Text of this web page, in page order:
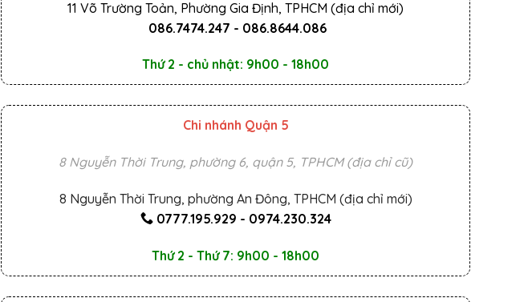
11 Võ Trường Toản, Phường Gia Định, TPHCM (địa chỉ mới)
086.7474.247 - 086.8644.086
Thứ 2 - chủ nhật: 9h00 - 18h00
Chi nhánh Quận 5
8 Nguyễn Thời Trung, phường 6, quận 5, TPHCM (địa chỉ cũ)
8 Nguyễn Thời Trung, phường An Đông, TPHCM (địa chỉ mới)
0777.195.929 - 0974.230.324
Thứ 2 - Thứ 7: 9h00 - 18h00